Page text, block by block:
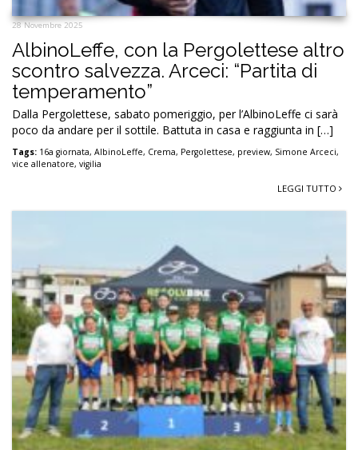
28 Novembre 2025
AlbinoLeffe, con la Pergolettese altro
scontro salvezza. Arceci: “Partita di
temperamento”
Dalla Pergolettese, sabato pomeriggio, per l’AlbinoLeffe ci sarà
poco da andare per il sottile. Battuta in casa e raggiunta in […]
Tags: 16a giornata, AlbinoLeffe, Crema, Pergolettese, preview, Simone Arceci,
vice allenatore, vigilia
LEGGI TUTTO